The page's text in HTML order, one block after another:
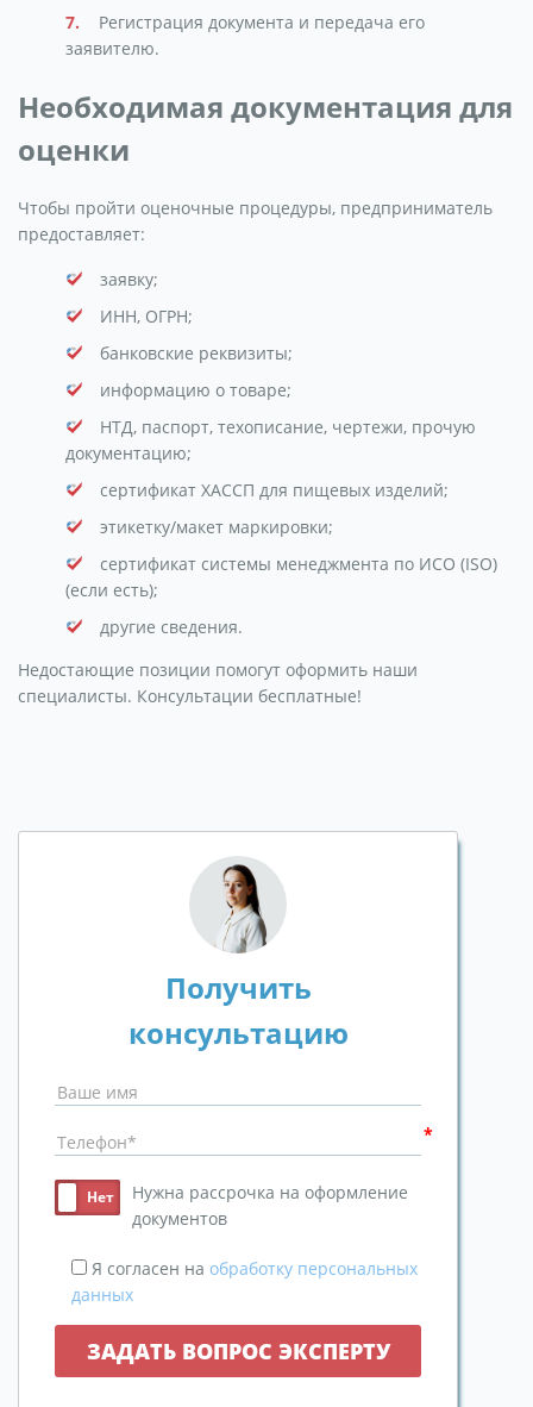
Регистрация документа и передача его
заявителю.
Необходимая документация для
оценки
Чтобы пройти оценочные процедуры, предприниматель
предоставляет:
заявку;
ИНН, ОГРН;
банковские реквизиты;
информацию о товаре;
НТД, паспорт, техописание, чертежи, прочую
документацию;
сертификат ХАССП для пищевых изделий;
этикетку/макет маркировки;
сертификат системы менеджмента по ИСО (ISO)
(если есть);
другие сведения.
Недостающие позиции помогут оформить наши
специалисты. Консультации бесплатные!
Получить
консультацию
Нужна рассрочка на оформление
документов
Я согласен на обработку персональных
данных